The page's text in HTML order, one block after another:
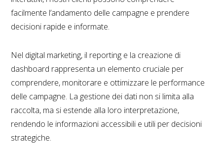
facilmente l’andamento delle campagne e prendere
decisioni rapide e informate.
Nel digital marketing, il reporting e la creazione di
dashboard rappresenta un elemento cruciale per
comprendere, monitorare e ottimizzare le performance
delle campagne. La gestione dei dati non si limita alla
raccolta, ma si estende alla loro interpretazione,
rendendo le informazioni accessibili e utili per decisioni
strategiche.